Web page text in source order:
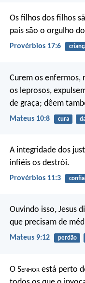
Os filhos dos filhos
pais são o orgulho
Provérbios 17:6
Curem os enfermos,
os leprosos,
de graça; dêem
Mateus 10:8 cura
A integridade dos
infiéis os destrói.
Provérbios 11:3
Ouvindo isso, Jesus
que precisam de
Mateus 9:12 perdão
O Senhor está perto